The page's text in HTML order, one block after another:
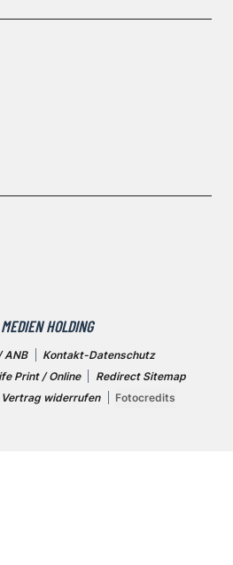
HOLDING
ANB
Kontakt-Datenschutz
Print / Online
Redirect Sitemap
Vertrag widerrufen Fotocredits